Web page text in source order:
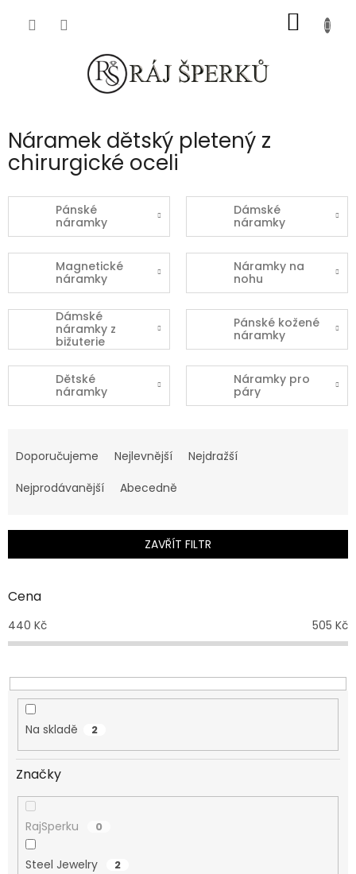
KOŠÍK
Náramek dětský pletený z
chirurgické oceli
Pánské
náramky
Dámské
náramky
Magnetické
náramky
Náramky na
nohu
Dámské
náramky z
bižuterie
Pánské kožené
náramky
Dětské
náramky
Náramky pro
páry
a
e
í
r
d
k
t
Doporučujeme Nejlevnější
Nejdražší
Nejprodávanější
Abecedně
ZAVŘÍT FILTR
Cena
440 Kč 505 Kč
Na skladě 2
Značky
RajSperku 0
Steel Jewelry 2